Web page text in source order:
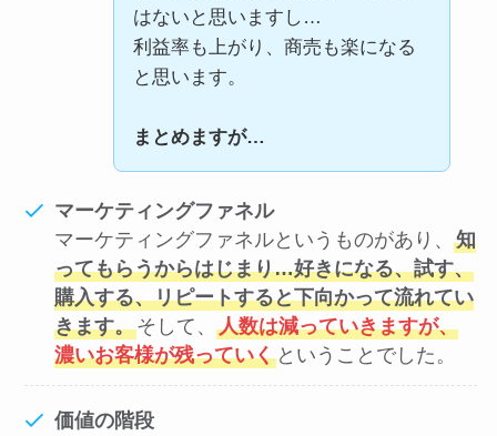
はないと思いますし…
利益率も上がり、商売も楽になる
と思います。
まとめますが…
マーケティングファネル
マーケティングファネルというものがあり、知
ってもらうからはじまり…好きになる、試す、
購入する、リピートすると下向かって流れてい
きます。そして、人数は減っていきますが、
濃いお客様が残っていく ということでした。
価値の階段